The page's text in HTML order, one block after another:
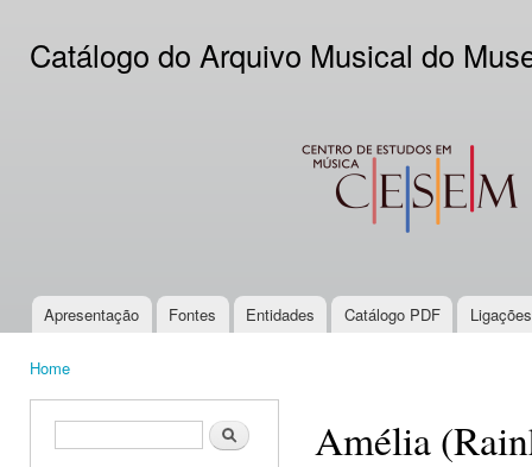
Catálogo do Arquivo Musical do
CESEM
Main menu
Apresentação Fontes Entidades Catálogo PDF
Home
Search form Search Amélia